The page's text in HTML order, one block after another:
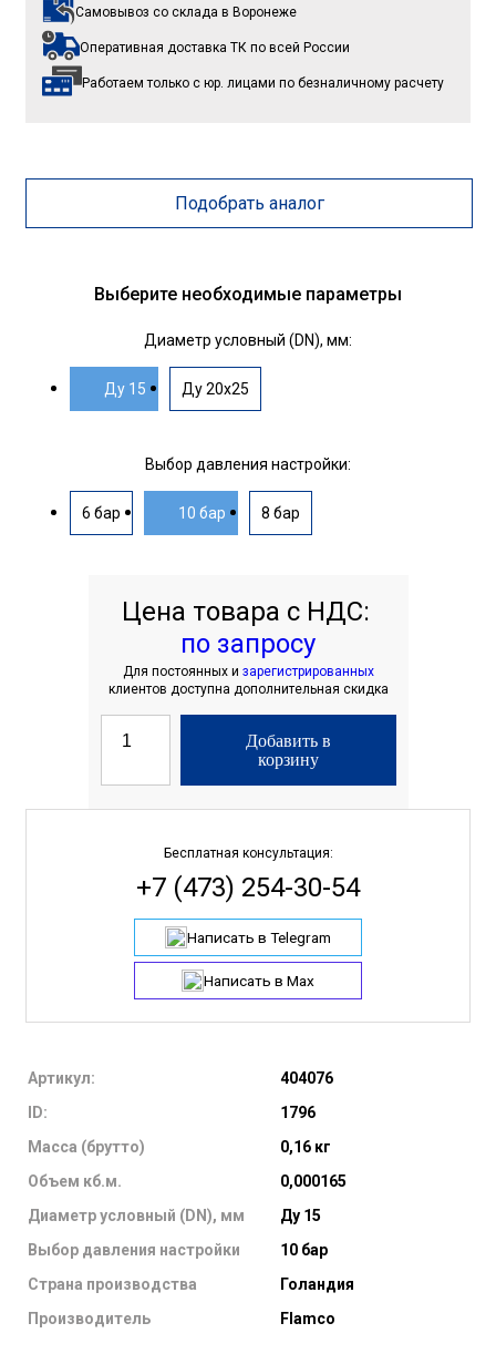
Самовывоз со склада в Воронеже
Оперативная доставка ТК по всей России
Работаем только с юр. лицами по безналичному расчету
Подобрать аналог
Артикул:
404076
ID:
1796
Масса (брутто)
0,16 кг
Объем кб.м.
0,000165
Диаметр условный (DN), мм
Ду 15
Выбор давления настройки
10 бар
Страна производства
Голандия
Производитель
Flamco
Выберите необходимые параметры
Диаметр условный (DN), мм:
Ду 15 Ду 20х25
Выбор давления настройки:
6 бар 10 бар 8 бар
Цена товара с НДС:
по запросу
Для постоянных и зарегистрированных
клиентов доступна дополнительная скидка
Добавить в
корзину
Бесплатная консультация:
+7 (473) 254-30-54
Написать в Telegram
Написать в Max